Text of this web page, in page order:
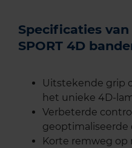
Specificaties
SPORT 4D
Uitstekende grip
het unieke 4D-
Verbeterde
geoptimaliseerde
Korte remweg